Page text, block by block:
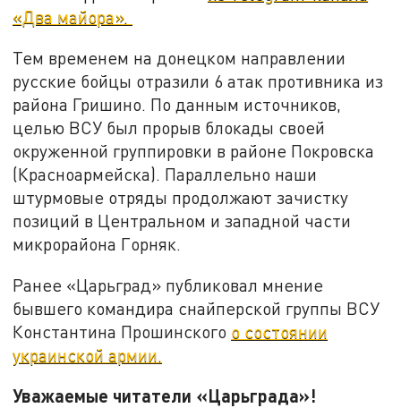
«Два майора».
Тем временем на донецком направлении
русские бойцы отразили 6 атак противника из
района Гришино. По данным источников,
целью ВСУ был прорыв блокады своей
окруженной группировки в районе Покровска
(Красноармейска). Параллельно наши
штурмовые отряды продолжают зачистку
позиций в Центральном и западной части
микрорайона Горняк.
Ранее «Царьград» публиковал мнение
бывшего командира снайперской группы ВСУ
Константина Прошинского о состоянии
украинской армии.
Уважаемые читатели «Царьграда»!